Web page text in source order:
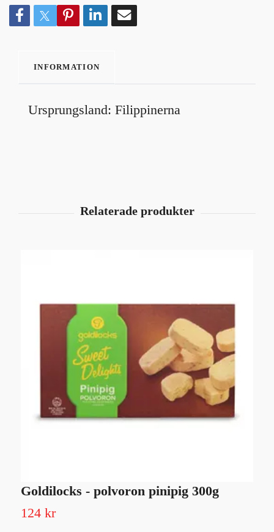
INFORMATION
Ursprungsland: Filippinerna
Goldilocks - polvoron pinipig 300g
124 kr